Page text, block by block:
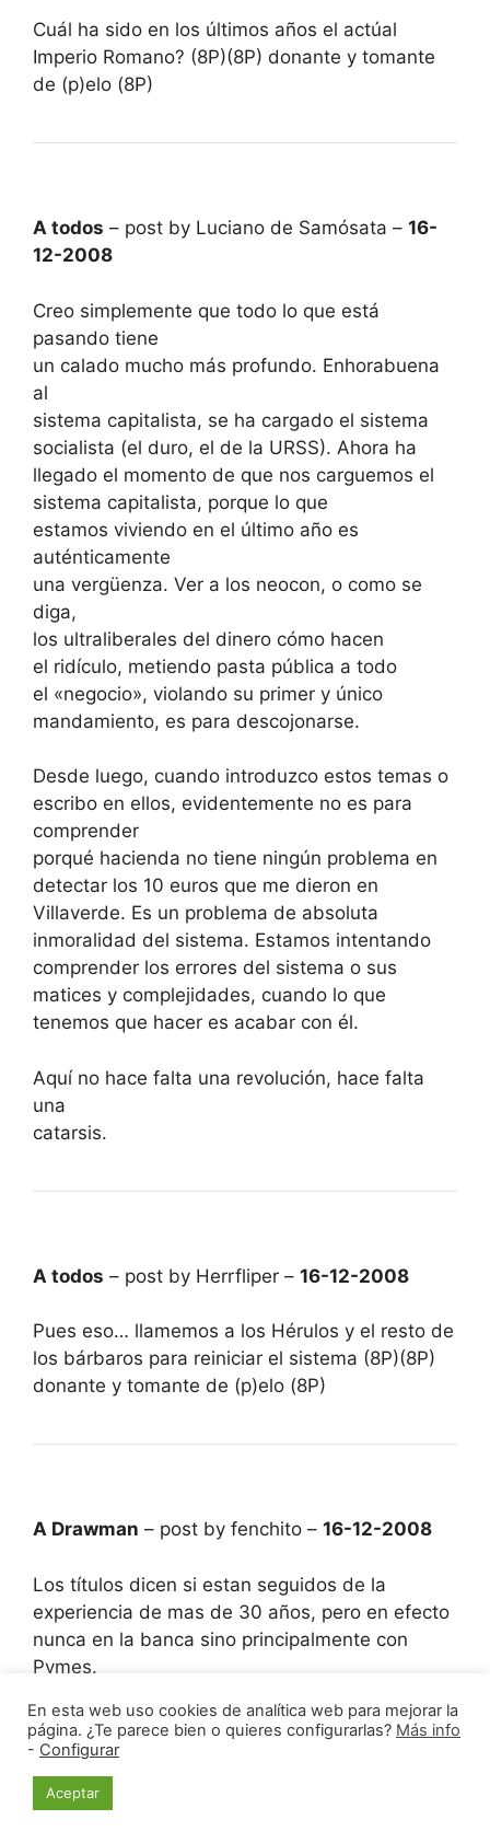
Cuál ha sido en los últimos años el actúal
Imperio Romano? (8P)(8P) donante y tomante
de (p)elo (8P)
A todos – post by Luciano de Samósata – 16-
12-2008
Creo simplemente que todo lo que está
pasando tiene
un calado mucho más profundo. Enhorabuena
al
sistema capitalista, se ha cargado el sistema
socialista (el duro, el de la URSS). Ahora ha
llegado el momento de que nos carguemos el
sistema capitalista, porque lo que
estamos viviendo en el último año es
auténticamente
una vergüenza. Ver a los neocon, o como se
diga,
los ultraliberales del dinero cómo hacen
el ridículo, metiendo pasta pública a todo
el «negocio», violando su primer y único
mandamiento, es para descojonarse.
Desde luego, cuando introduzco estos temas o
escribo en ellos, evidentemente no es para
comprender
porqué hacienda no tiene ningún problema en
detectar los 10 euros que me dieron en
Villaverde. Es un problema de absoluta
inmoralidad del sistema. Estamos intentando
comprender los errores del sistema o sus
matices y complejidades, cuando lo que
tenemos que hacer es acabar con él.
Aquí no hace falta una revolución, hace falta
una
catarsis.
A todos – post by Herrfliper – 16-12-2008
Pues eso… llamemos a los Hérulos y el resto de
los bárbaros para reiniciar el sistema (8P)(8P)
donante y tomante de (p)elo (8P)
A Drawman – post by fenchito – 16-12-2008
Los títulos dicen si estan seguidos de la
experiencia de mas de 30 años, pero en efecto
nunca en la banca sino principalmente con
Pymes.
vida, más exactamente el BBVA, y en este caso
si fue un trabajador, un tal Antonio Muñoz, allá
por el año 1995, aunque supongo que obligado
por el sistema.
En esta web uso cookies de analítica web para mejorar la
página. ¿Te parece bien o quieres configurarlas? Más info
- Configurar
Aceptar